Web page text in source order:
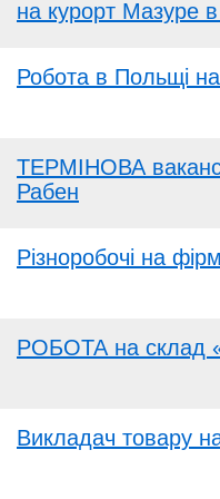
на курорт Мазуре
Робота в Польщі
ТЕРМІНОВА
Рабен
Різноробочі на
РОБОТА на склад
Викладач товару